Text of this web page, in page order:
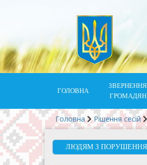
ГОЛОВНА
ЗВЕРНЕННЯ
ГРОМАДЯН
Головна Рішення сесій
ЛЮДЯМ З